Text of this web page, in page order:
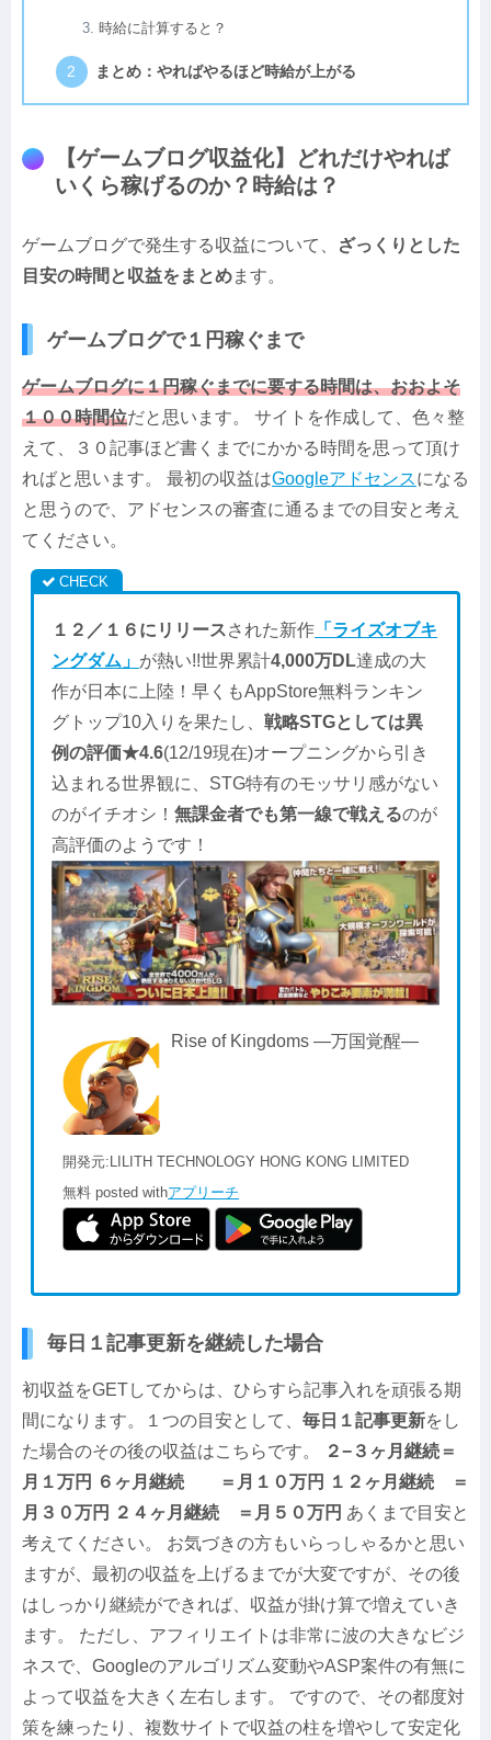
時給に計算すると？
まとめ：やればやるほど時給が上がる
【ゲームブログ収益化】どれだけやれば
いくら稼げるのか？時給は？
ゲームブログで発生する収益について、
ざっくりとした
目安の時間と収益をまとめます。
ゲームブログで１円稼ぐまで
ゲームブログに１円稼ぐまでに要する時間は、おおよそ
１００時間位だと思います。 サイトを作成して、色々整
えて、３０記事ほど書くまでにかかる時間を思って頂け
ればと思います。 最初の収益はGoogleアドセンスになる
と思うので、アドセンスの審査に通るまでの目安と考え
てください。
１２／１６にリリースされた新作 「ライズオブキ
ングダム」 が熱い!!世界累計4,000万DL達成の大
作が日本に上陸！早くもAppStore無料ランキン
グトップ10入りを果たし、戦略STGとしては異
例の評価★4.6(12/19現在)オープニングから引き
込まれる世界観に、STG特有のモッサリ感がない
のがイチオシ！無課金者でも第一線で戦えるのが
高評価のようです！
Rise of Kingdoms ―万国覚醒―
開発元: LILITH TECHNOLOGY HONG KONG LIMITED
無料 posted withアプリーチ
毎日１記事更新を継続した場合
初収益をGETしてからは、ひらすら記事入れを頑張る期
間になります。１つの目安として、 毎日１記事更新をし
た場合のその後の収益はこちらです。
２−３ヶ月継続＝
月１万円
６ヶ月継続 ＝月１０万円
１２ヶ月継続 ＝
月３０万円
２４ヶ月継続 ＝月５０万円 あくまで目安と
考えてください。 お気づきの方もいらっしゃるかと思い
ますが、最初の収益を上げるまでが大変ですが、その後
はしっかり継続ができれば、収益が掛け算で増えていき
ます。 ただし、アフィリエイトは非常に波の大きなビジ
ネスで、Googleのアルゴリズム変動やASP案件の有無に
よって収益を大きく左右します。 ですので、その都度対
策を練ったり、複数サイトで収益の柱を増やして安定化